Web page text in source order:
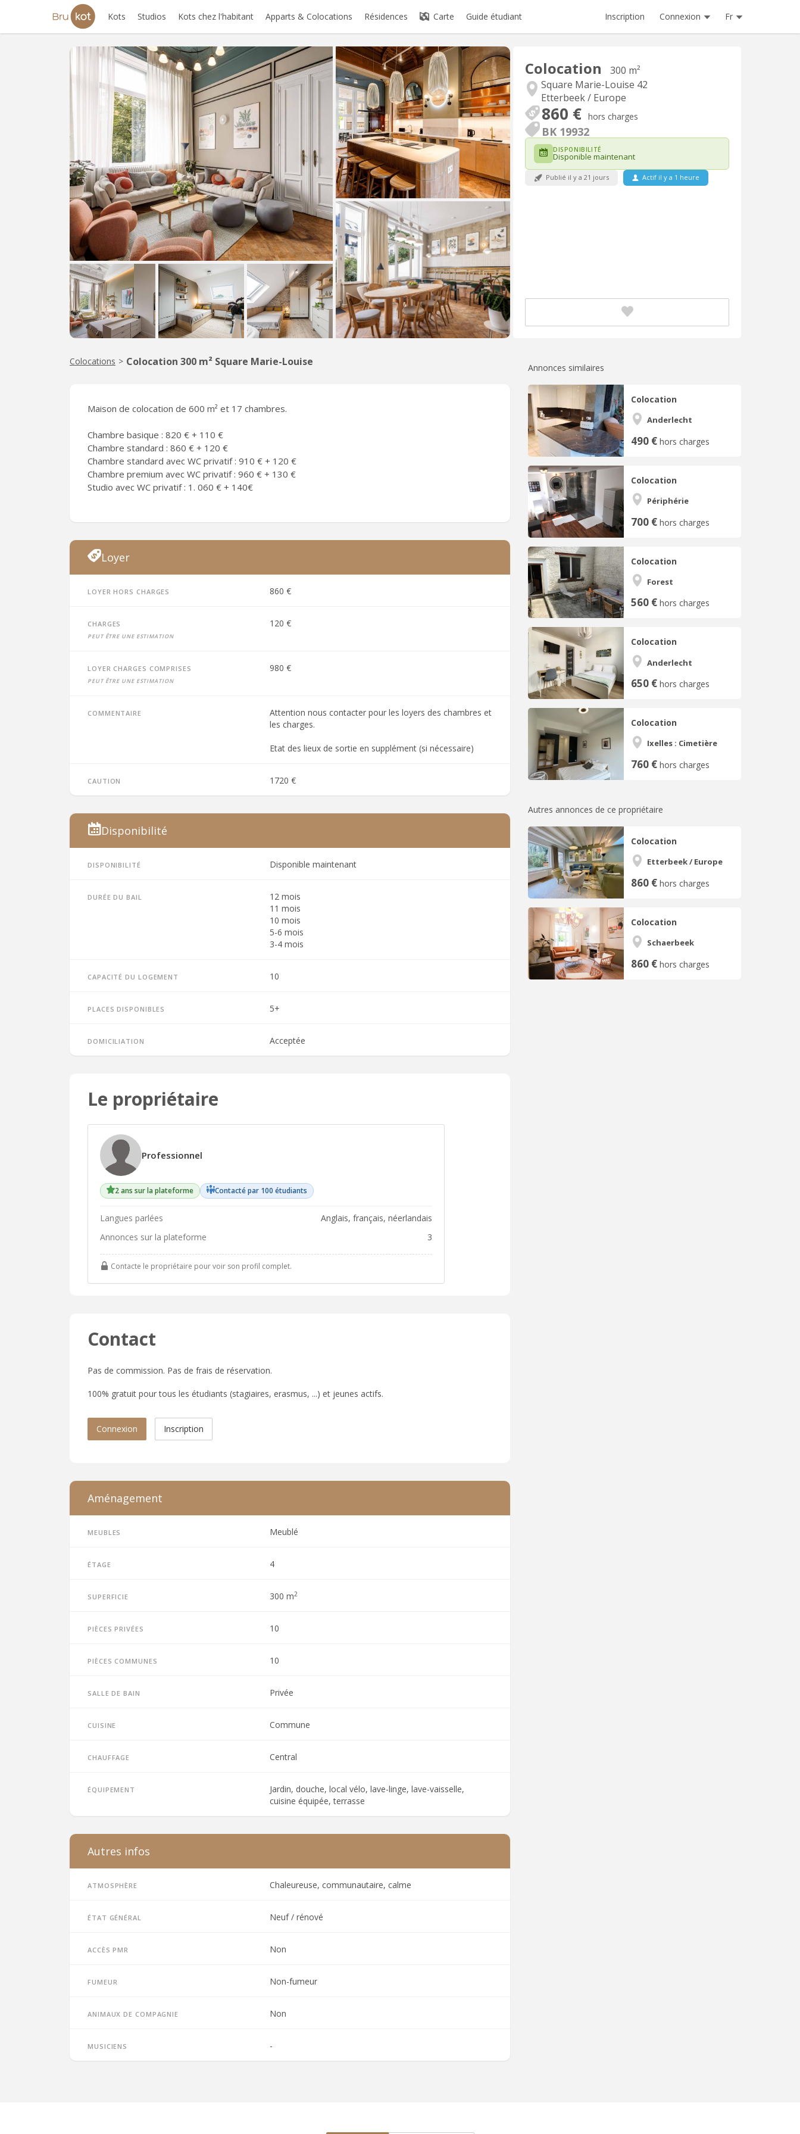
Kots Studios Kots chez l'habitant Apparts & Colocations Résidences Carte Guide étudiant Inscription Connexion Fr
Colocation
300 m²
Square Marie-Louise 42
Etterbeek / Europe
860 € hors charges
BK 19932
DISPONIBILITÉ
Disponible maintenant
Publié il y a 21 jours Actif il y a 1 heure
Annonces similaires
Colocation
Anderlecht
490 € hors charges
Colocation
Périphérie
700 € hors charges
Colocation
Forest
560 € hors charges
Colocation
Anderlecht
650 € hors charges
Colocation
Ixelles : Cimetière
760 € hors charges
Autres annonces de ce propriétaire
Colocation
Etterbeek / Europe
860 € hors charges
Colocation
Schaerbeek
860 € hors charges
Colocations > Colocation 300 m² Square Marie-Louise
Maison de colocation de 600 m² et 17 chambres.
Chambre basique : 820 € + 110 €
Chambre standard : 860 € + 120 €
Chambre standard avec WC privatif : 910 € + 120 €
Chambre premium avec WC privatif : 960 € + 130 €
Studio avec WC privatif : 1. 060 € + 140€
Loyer
Loyer hors charges 860 €
Charges
peut être une estimation
120 €
Loyer charges comprises
peut être une estimation
980 €
Commentaire
Attention nous contacter pour les loyers des chambres et
les charges.
Etat des lieux de sortie en supplément (si nécessaire)
Caution 1720 €
Disponibilité
Disponibilité Disponible maintenant
Durée du bail
12 mois
11 mois
10 mois
5-6 mois
3-4 mois
Capacité du logement 10
Places disponibles 5+
Domiciliation Acceptée
Le propriétaire
Professionnel
2 ans sur la plateforme Contacté par 100 étudiants
Langues parlées
anglais, français, néerlandais
Annonces sur la plateforme
3
Contacte le propriétaire pour voir son profil complet.
Contact
Pas de commission. Pas de frais de réservation.
100% gratuit pour tous les étudiants (stagiaires, erasmus, ...) et jeunes actifs.
Connexion Inscription
Aménagement
Meubles Meublé
Étage 4
Superficie 300 m2
Pièces privées 10
Pièces communes 10
Salle de bain Privée
Cuisine Commune
Chauffage Central
Équipement
Jardin, douche, local vélo, lave-linge, lave-vaisselle,
cuisine équipée, terrasse
Autres infos
Atmosphère Chaleureuse, communautaire, calme
État général Neuf / rénové
Accès PMR Non
Fumeur Non-fumeur
Animaux de compagnie Non
Musiciens -